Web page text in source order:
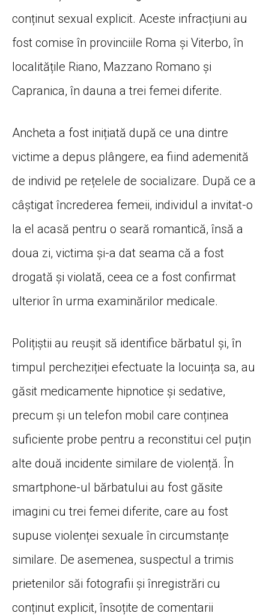
conținut sexual explicit. Aceste infracțiuni au
fost comise în provinciile Roma și Viterbo, în
localitățile Riano, Mazzano Romano și
Capranica, în dauna a trei femei diferite.
Ancheta a fost inițiată după ce una dintre
victime a depus plângere, ea fiind ademenită
de individ pe rețelele de socializare. După ce a
câștigat încrederea femeii, individul a invitat-o
la el acasă pentru o seară romantică, însă a
doua zi, victima și-a dat seama că a fost
drogată și violată, ceea ce a fost confirmat
ulterior în urma examinărilor medicale.
Polițiștii au reușit să identifice bărbatul și, în
timpul percheziției efectuate la locuința sa, au
găsit medicamente hipnotice și sedative,
precum și un telefon mobil care conținea
suficiente probe pentru a reconstitui cel puțin
alte două incidente similare de violență. În
smartphone-ul bărbatului au fost găsite
imagini cu trei femei diferite, care au fost
supuse violenței sexuale în circumstanțe
similare. De asemenea, suspectul a trimis
prietenilor săi fotografii și înregistrări cu
conținut explicit, însoțite de comentarii